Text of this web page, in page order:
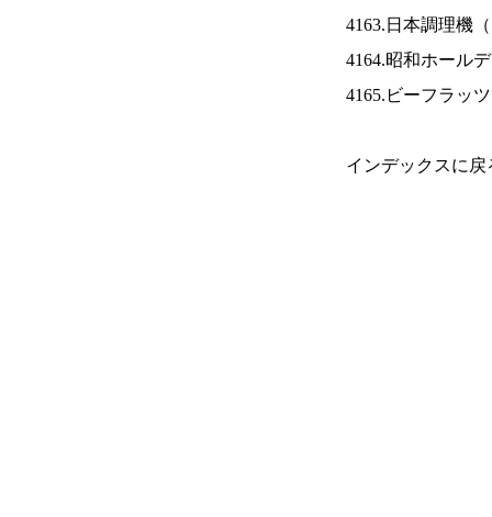
4163.日本調理機（
4164.昭和ホール
4165.ビーフラッ
インデックスに戻